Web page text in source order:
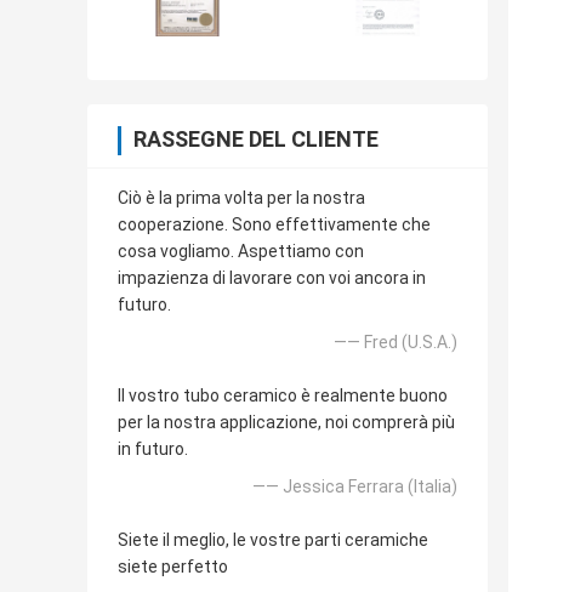
RASSEGNE DEL CLIENTE
Ciò è la prima volta per la nostra
cooperazione. Sono effettivamente che
cosa vogliamo. Aspettiamo con
impazienza di lavorare con voi ancora in
futuro.
—— Fred (U.S.A.)
Il vostro tubo ceramico è realmente buono
per la nostra applicazione, noi comprerà più
in futuro.
—— Jessica Ferrara (Italia)
Siete il meglio, le vostre parti ceramiche
siete perfetto